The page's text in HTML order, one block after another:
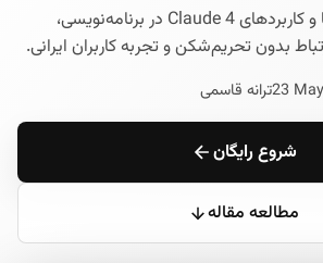
بررسی جامع قابلیت‌ها و کاربردهای Claude 4 در برنامه‌نویسی،
بدون تحریم‌شکن و تجربه کاربران ایرانی.
23ترانه قاسمی
شروع رایگان
مطالعه مقاله